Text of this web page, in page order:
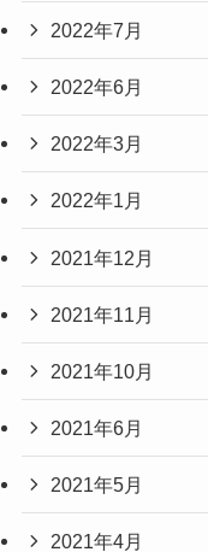
2022年7月
2022年6月
2022年3月
2022年1月
2021年12月
2021年11月
2021年10月
2021年6月
2021年5月
2021年4月